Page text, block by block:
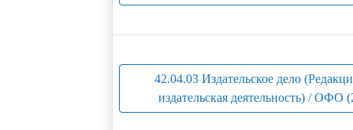
42.04.03 Издательское дело
издательская деятельность) / ОФО